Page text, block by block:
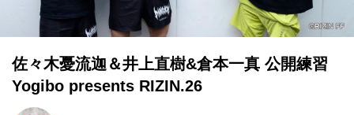
佐々木憂流迦＆井上直樹&倉本一真 公開練習
Yogibo presents RIZIN.26